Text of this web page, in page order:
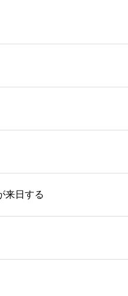
来日する